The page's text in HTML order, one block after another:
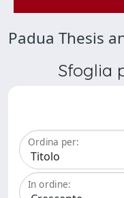
Padua Thesis
Sfoglia
Ordina per:
In ordine: